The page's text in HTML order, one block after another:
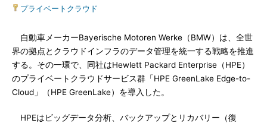
プライベートクラウド
自動車メーカーBayerische Motoren Werke（BMW）は、全世
界の拠点とクラウドインフラのデータ管理を統一する戦略を推進
する。その一環で、同社はHewlett Packard Enterprise（HPE）
のプライベートクラウドサービス群「HPE GreenLake Edge-to-
Cloud」（HPE GreenLake）を導入した。
HPEはビッグデータ分析、バックアップとリカバリー（復